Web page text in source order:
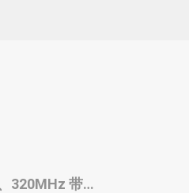
320MHz 带宽